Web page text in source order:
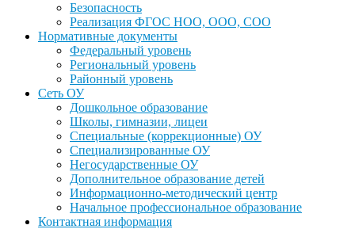
Безопасность
Реализация ФГОС НОО, ООО, СОО
Нормативные документы
Федеральный уровень
Региональный уровень
Районный уровень
Сеть ОУ
Дошкольное образование
Школы, гимназии, лицеи
Специальные (коррекционные) ОУ
Специализированные ОУ
Негосударственные ОУ
Дополнительное образование детей
Информационно-методический центр
Начальное профессиональное образование
Контактная информация